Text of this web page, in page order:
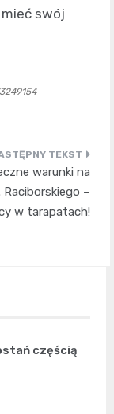
swój
warunki na
Raciborskiego –
w tarapatach!
częścią